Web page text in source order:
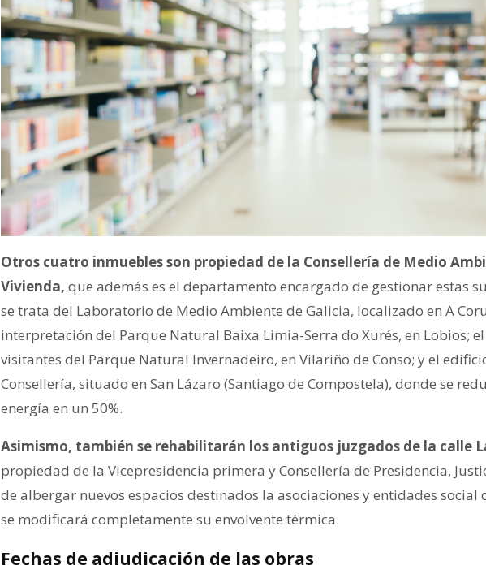
Otros cuatro inmuebles son propiedad de la Consellería de Medio
Vivienda, que además es el departamento encargado de gestionar estas
se trata del Laboratorio de Medio Ambiente de Galicia, localizado en A
interpretación del Parque Natural Baixa Limia-Serra do Xurés, en Lobios;
visitantes del Parque Natural Invernadeiro, en Vilariño de Conso; y el
Consellería, situado en San Lázaro (Santiago de Compostela), donde se
energía en un 50%.
Asimismo, también se rehabilitarán los antiguos juzgados de la calle
propiedad de la Vicepresidencia primera y Consellería de Presidencia,
de albergar nuevos espacios destinados la asociaciones y entidades social
se modificará completamente su envolvente térmica.
Fechas de adjudicación de las obras